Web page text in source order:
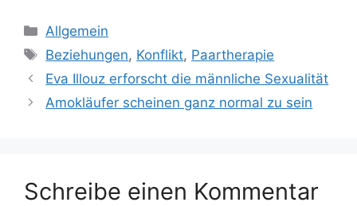
Kategorien
Allgemein
Schlagwörter
Beziehungen, Konflikt, Paartherapie
Eva Illouz erforscht die männliche Sexualität
Amokläufer scheinen ganz normal zu sein
Schreibe einen Kommentar